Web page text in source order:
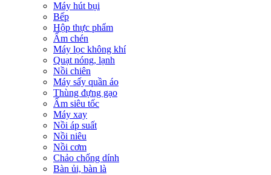
Máy hút bụi
Bếp
Hộp thực phẩm
Ấm chén
Máy lọc không khí
Quạt nóng, lạnh
Nồi chiên
Máy sấy quần áo
Thùng đựng gạo
Ấm siêu tốc
Máy xay
Nồi áp suất
Nồi niêu
Nồi cơm
Chảo chống dính
Bàn ủi, bàn là